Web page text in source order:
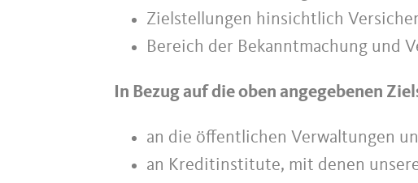
Zielstellungen hinsichtlich
Bereich der Bekanntmachung und
In Bezug auf die oben angegebenen
an die öffentlichen Verwaltungen
an Kreditinstitute, mit denen